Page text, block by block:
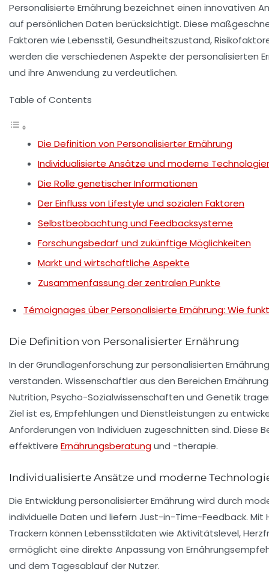
Personalisierte Ernährung bezeichnet einen innovativen
auf persönlichen Daten berücksichtigt. Diese
Faktoren wie Lebensstil, Gesundheitszustand,
werden die verschiedenen Aspekte der personalisierten
und ihre Anwendung zu verdeutlichen.
Table of Contents
Die Definition von Personalisierter Ernährung
Individualisierte Ansätze und moderne
Die Rolle genetischer Informationen
Der Einfluss von Lifestyle und sozialen Faktoren
Selbstbeobachtung und Feedbacksysteme
Forschungsbedarf und zukünftige Möglichkeiten
Markt und wirtschaftliche Aspekte
Zusammenfassung der zentralen Punkte
Témoignages über Personalisierte Ernährung: Wie
Die Definition von Personalisierter Ernährung
In der Grundlagenforschung zur personalisierten
verstanden. Wissenschaftler aus den Bereichen
Nutrition,Psycho-Sozialwissenschaften und Genetik
Ziel ist es, Empfehlungen und Dienstleistungen zu
Anforderungen von Individuen zugeschnitten sind. Diese
effektivere Ernährungsberatungund -therapie.
Individualisierte Ansätze und moderne
Die Entwicklung personalisierter Ernährung wird durch
individuelle Daten und liefern Just-in-Time-Feedback. Mit
Trackern können Lebensstildaten wie Aktivitätslevel,
ermöglicht eine direkte Anpassung von
und dem Tagesablauf der Nutzer.